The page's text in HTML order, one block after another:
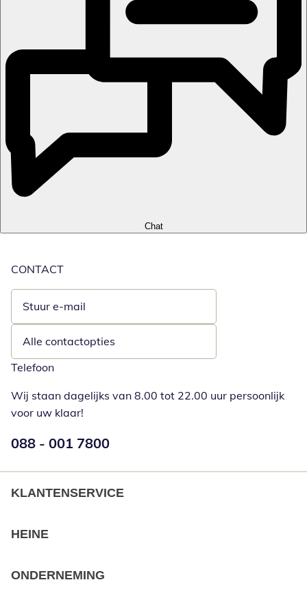
Chat
CONTACT
Stuur e-mail
Opent e-mailclient
Alle contactopties
Telefoon
Wij staan dagelijks van 8.00 tot 22.00 uur persoonlijk
voor uw klaar!
Telefoonnummer:
088 - 001 7800
KLANTENSERVICE
HEINE
ONDERNEMING